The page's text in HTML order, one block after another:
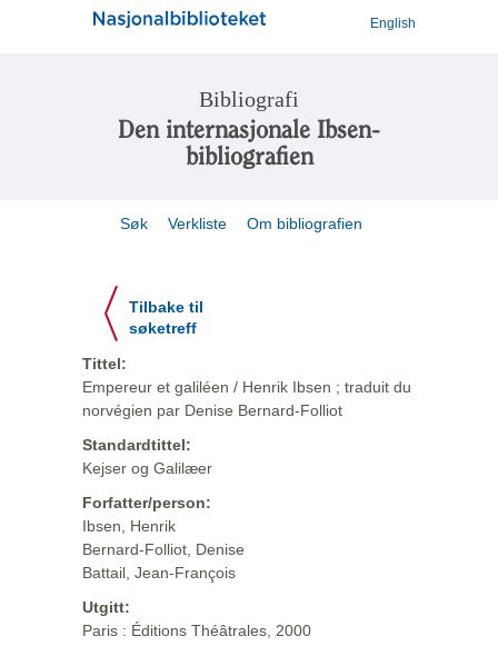
English
Bibliografi
Den internasjonale Ibsen-
bibliografien
Søk Verkliste Om bibliografien
Tilbake til
søketreff
Tittel:
Empereur et galiléen / Henrik Ibsen ; traduit du
norvégien par Denise Bernard-Folliot
Standardtittel:
Kejser og Galilæer
Forfatter/person:
Ibsen, Henrik
Bernard-Folliot, Denise
Battail, Jean-François
Utgitt:
Paris : Éditions Théâtrales, 2000